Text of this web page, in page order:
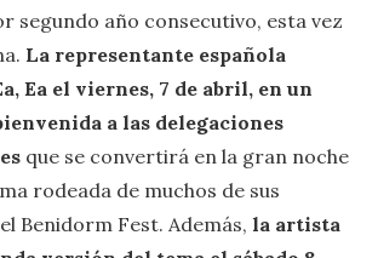
segundo año consecutivo, esta vez
La representante española
Ea el viernes, 7 de abril, en un
a las delegaciones
que se convertirá en la gran noche
rodeada de muchos de sus
Benidorm Fest. Además, la artista